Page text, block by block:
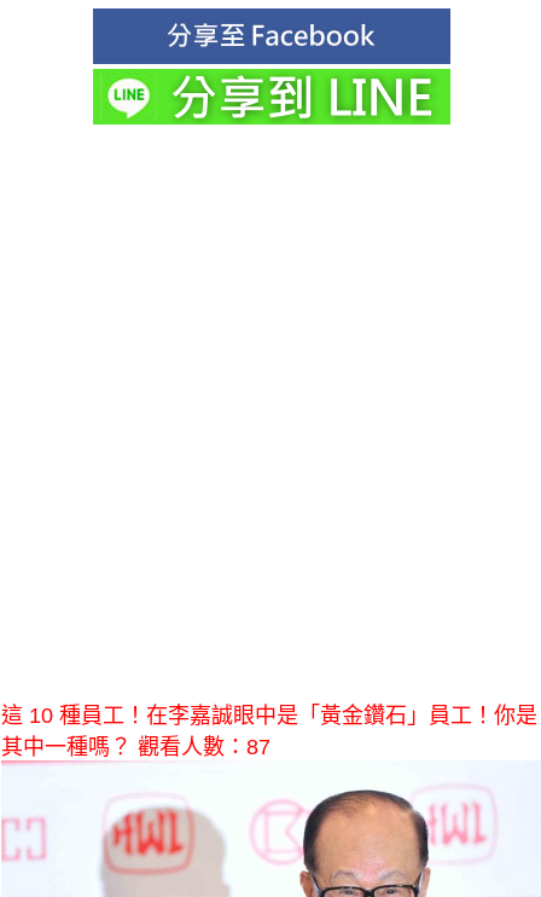
這 10 種員工！在李嘉誠眼中是「黃金鑽石」員工！你是
其中一種嗎？ 觀看人數：87